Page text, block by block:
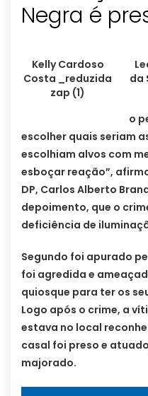
Kelly Cardoso
Costa _reduzida
zap (1)
da
o
escolher quais seriam
escolhiam alvos com
esboçar reação”,
DP, Carlos Alberto
depoimento, que o
deficiência de
Segundo foi apurado
foi agredida e
quiosque para ter os
Logo após o crime, a
estava no local
casal foi preso e
majorado.